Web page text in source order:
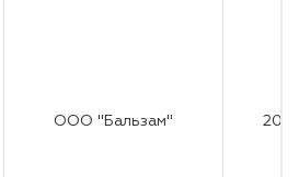
ООО "Бальзам" 20